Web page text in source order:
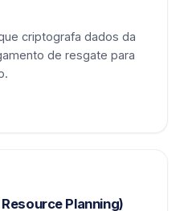
criptografa dados da
de resgate para
Planning)